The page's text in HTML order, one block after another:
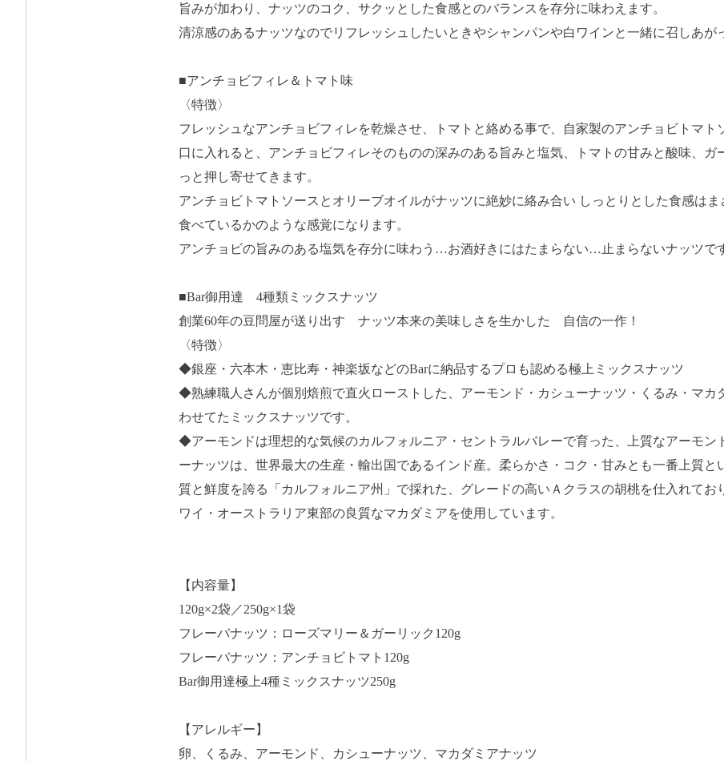
旨みが加わり、ナッツのコク、サクッとした食感とのバランスを存分に味わえます。
清涼感のあるナッツなのでリフレッシュしたいときやシャンパンや白ワインと一緒に召しあが
■アンチョビフィレ＆トマト味
〈特徴〉
フレッシュなアンチョビフィレを乾燥させ、トマトと絡める事で、自家製のアンチョビトマト
口に入れると、アンチョビフィレそのものの深みのある旨みと塩気、トマトの甘みと酸味、ガ
っと押し寄せてきます。
アンチョビトマトソースとオリーブオイルがナッツに絶妙に絡み合い しっとりとした食感は
食べているかのような感覚になります。
アンチョビの旨みのある塩気を存分に味わう…お酒好きにはたまらない…止まらないナッツで
■Bar御用達 4種類ミックスナッツ
創業60年の豆問屋が送り出す ナッツ本来の美味しさを生かした 自信の一作！
〈特徴〉
◆銀座・六本木・恵比寿・神楽坂などのBarに納品するプロも認める極上ミックスナッツ
◆熟練職人さんが個別焙煎で直火ローストした、アーモンド・カシューナッツ・くるみ・マカ
わせてたミックスナッツです。
◆アーモンドは理想的な気候のカルフォルニア・セントラルバレーで育った、上質なアーモン
ーナッツは、世界最大の生産・輸出国であるインド産。柔らかさ・コク・甘みとも一番上質と
質と鮮度を誇る「カルフォルニア州」で採れた、グレードの高いＡクラスの胡桃を仕入れてお
ワイ・オーストラリア東部の良質なマカダミアを使用しています。
【内容量】
120g×2袋／250g×1袋
フレーバナッツ：ローズマリー＆ガーリック120g
フレーバナッツ：アンチョビトマト120g
Bar御用達極上4種ミックスナッツ250g
【アレルギー】
卵、くるみ、アーモンド、カシューナッツ、マカダミアナッツ